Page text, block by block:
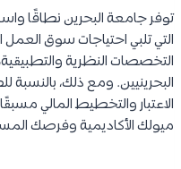
توفر جامعة البحرين نطاقًا
التخصصات النظرية
البحرينيين. ومع ذلك، بالنسبة
الاعتبار والتخطيط المالي
ميولك الأكاديمية وفرصك